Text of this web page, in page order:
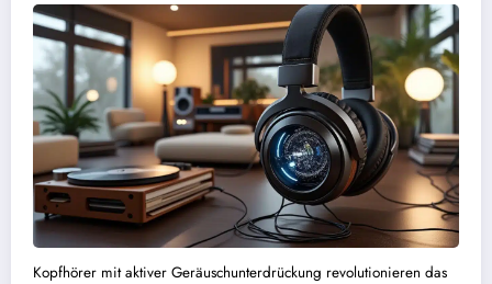
Kopfhörer mit aktiver Geräuschunterdrückung revolutionieren das